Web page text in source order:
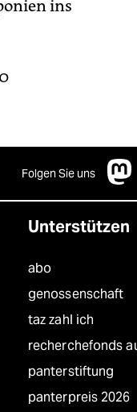
ins
Folgen Sie uns
Unterstützen
abo
genossenschaft
taz zahl ich
recherchefonds
panterstiftung
panterpreis 2026